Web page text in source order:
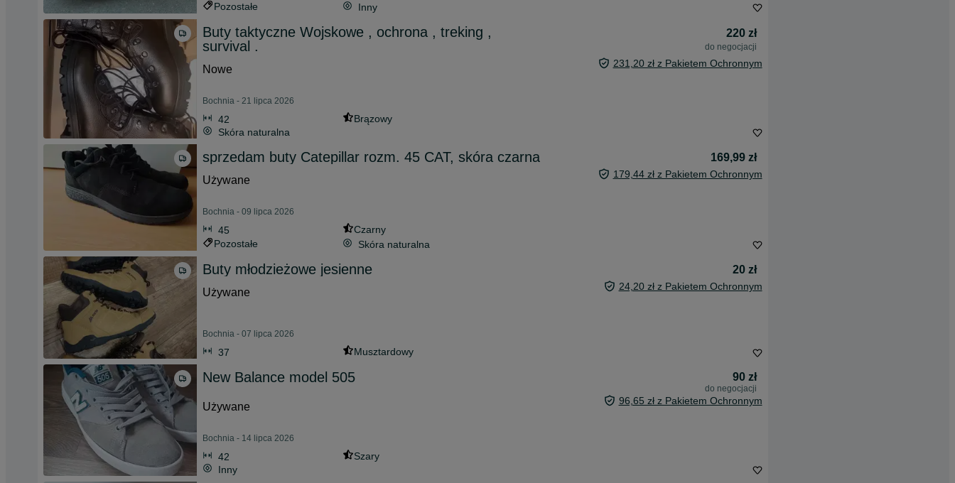
Pozostałe
Inny
Buty taktyczne Wojskowe , ochrona , treking ,
survival .
220 zł
do negocjacji
Nowe 231,20 zł z Pakietem Ochronnym
Bochnia - 21 lipca 2026
42
Brązowy
Skóra naturalna
sprzedam buty Catepillar rozm. 45 CAT, skóra czarna
169,99 zł
Używane
179,44 zł z Pakietem Ochronnym
Bochnia - 09 lipca 2026
45
Czarny
Pozostałe
Skóra naturalna
Buty młodzieżowe jesienne
20 zł
Używane
24,20 zł z Pakietem Ochronnym
Bochnia - 07 lipca 2026
37 Musztardowy
New Balance model 505 90 zł
do negocjacji
Używane 96,65 zł z Pakietem Ochronnym
Bochnia - 14 lipca 2026
42
Szary
Inny